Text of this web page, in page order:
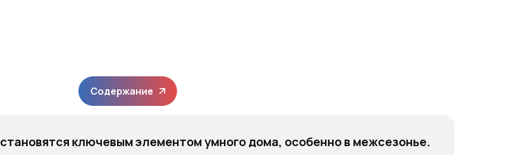
Содержание
ключевым элементом умного дома, особенно в межсезонье.